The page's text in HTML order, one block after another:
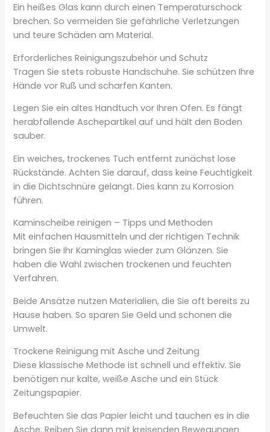
Ein heißes Glas kann durch einen Temperaturschock
brechen. So vermeiden Sie gefährliche Verletzungen
und teure Schäden am Material.
Erforderliches Reinigungszubehör und Schutz
Tragen Sie stets robuste Handschuhe. Sie schützen Ihre
Hände vor Ruß und scharfen Kanten.
Legen Sie ein altes Handtuch vor Ihren Ofen. Es fängt
herabfallende Aschepartikel auf und hält den Boden
sauber.
Ein weiches, trockenes Tuch entfernt zunächst lose
Rückstände. Achten Sie darauf, dass keine Feuchtigkeit
in die Dichtschnüre gelangt. Dies kann zu Korrosion
führen.
Kaminscheibe reinigen – Tipps und Methoden
Mit einfachen Hausmitteln und der richtigen Technik
bringen Sie Ihr Kaminglas wieder zum Glänzen. Sie
haben die Wahl zwischen trockenen und feuchten
Verfahren.
Beide Ansätze nutzen Materialien, die Sie oft bereits zu
Hause haben. So sparen Sie Geld und schonen die
Umwelt.
Trockene Reinigung mit Asche und Zeitung
Diese klassische Methode ist schnell und effektiv. Sie
benötigen nur kalte, weiße Asche und ein Stück
Zeitungspapier.
Befeuchten Sie das Papier leicht und tauchen es in die